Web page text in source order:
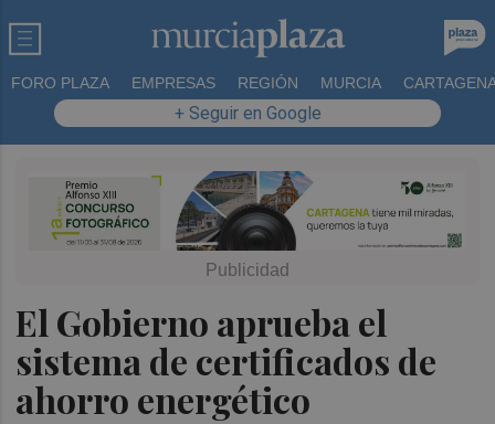
FORO PLAZA EMPRESAS REGIÓN MURCIA
+ Seguir en Google
El Gobierno aprueba el
sistema de certificados de
ahorro energético